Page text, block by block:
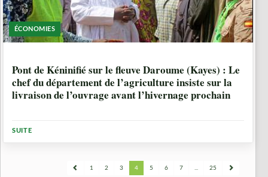
ÉCONOMIES
Pont de Kéninifié sur le fleuve Daroume (Kayes) : Le
chef du département de l’agriculture insiste sur la
livraison de l’ouvrage avant l’hivernage prochain
SUITE
1 2 3 4 5 6 7 ... 25